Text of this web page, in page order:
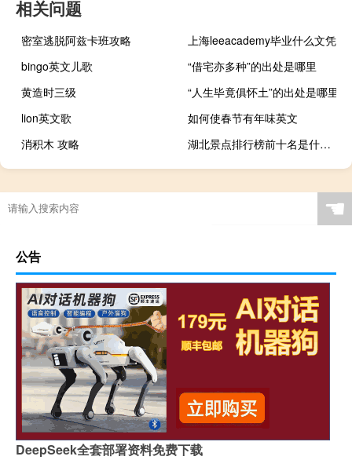
相关问题
密室逃脱阿兹卡班攻略
上海leeacademy毕业什么文凭
bingo英文儿歌
“借宅亦多种”的出处是哪里
黄造时三级
“人生毕竟俱怀土”的出处是哪里
lion英文歌
如何使春节有年味英文
消积木 攻略
湖北景点排行榜前十名是什么地方
☚
公告
DeepSeek全套部署资料免费下载